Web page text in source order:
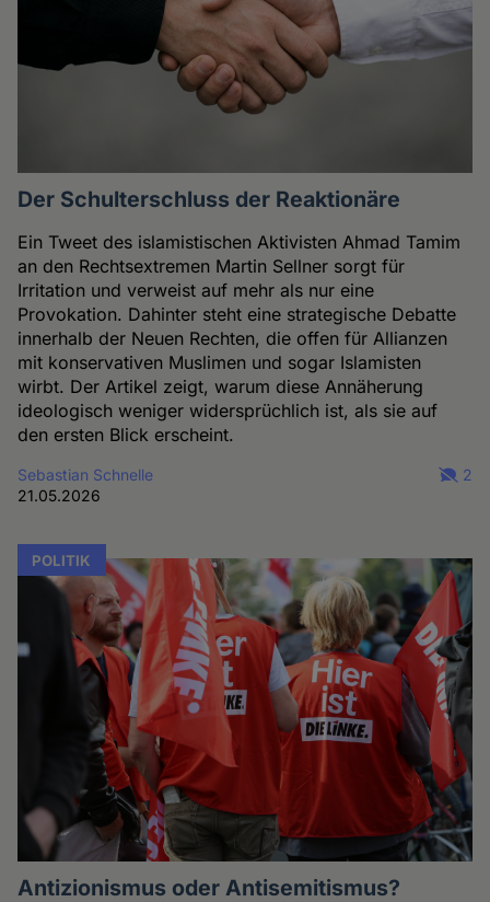
Der Schulterschluss der Reaktionäre
Ein Tweet des islamistischen Aktivisten Ahmad Tamim
an den Rechtsextremen Martin Sellner sorgt für
Irritation und verweist auf mehr als nur eine
Provokation. Dahinter steht eine strategische Debatte
innerhalb der Neuen Rechten, die offen für Allianzen
mit konservativen Muslimen und sogar Islamisten
wirbt. Der Artikel zeigt, warum diese Annäherung
ideologisch weniger widersprüchlich ist, als sie auf
den ersten Blick erscheint.
Sebastian Schnelle
21.05.2026
2
POLITIK
Antizionismus oder Antisemitismus?